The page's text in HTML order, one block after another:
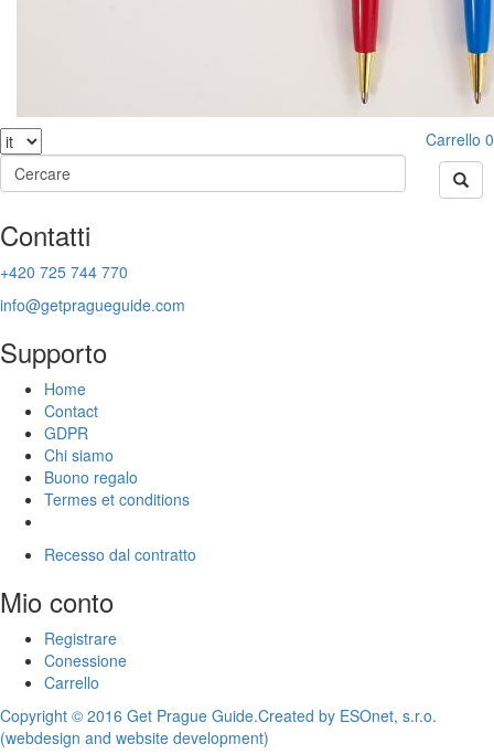
Carrello 0
Contatti
+420 725 744 770
info@getpragueguide.com
Supporto
Home
Contact
GDPR
Chi siamo
Buono regalo
Termes et conditions
Recesso dal contratto
Mio conto
Registrare
Conessione
Carrello
Copyright © 2016 Get Prague Guide.Created by ESOnet, s.r.o.
(webdesign and website development)